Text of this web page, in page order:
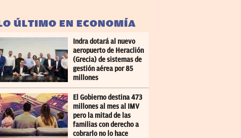
ÚLTIMO EN ECONOMÍA
Indra dotará al nuevo
aeropuerto de Heraclión
(Grecia) de sistemas de
gestión aérea por 85
millones
El Gobierno destina 473
millones al mes al IMV
pero la mitad de las
familias con derecho a
cobrarlo no lo hace